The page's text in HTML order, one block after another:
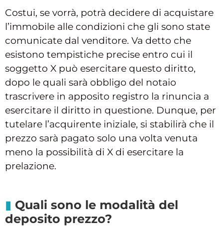
Costui, se vorrà, potrà decidere di acquistare
l’immobile alle condizioni che gli sono state
comunicate dal venditore. Va detto che
esistono tempistiche precise entro cui il
soggetto X può esercitare questo diritto,
dopo le quali sarà obbligo del notaio
trascrivere in apposito registro la rinuncia a
esercitare il diritto in questione. Dunque, per
tutelare l’acquirente iniziale, si stabilirà che il
prezzo sarà pagato solo una volta venuta
meno la possibilità di X di esercitare la
prelazione.
Quali sono le modalità del
deposito prezzo?